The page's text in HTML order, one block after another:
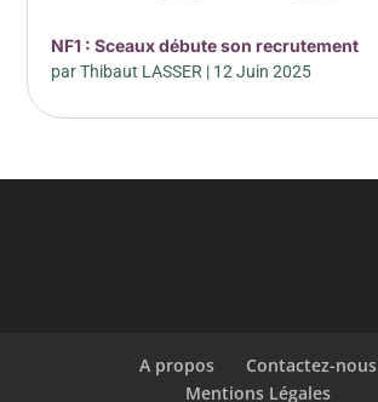
NF1 : Sceaux débute son recrutement
parThibaut LASSER | 12 Juin 2025
A propos
Contactez-nous
Mentions Légales